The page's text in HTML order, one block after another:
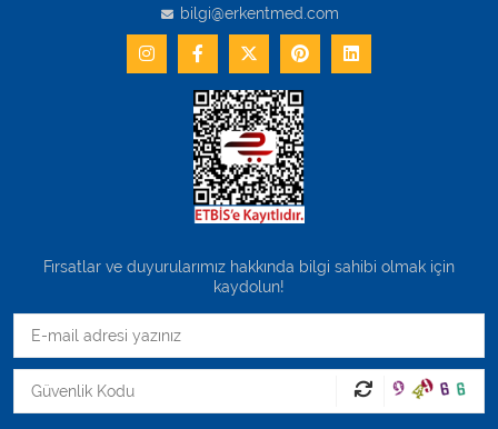
bilgi@erkentmed.com
Fırsatlar ve duyurularımız hakkında bilgi sahibi olmak için
kaydolun!